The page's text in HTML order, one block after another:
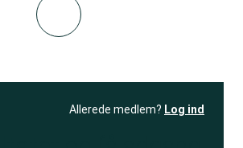
Allerede medlem? Log ind